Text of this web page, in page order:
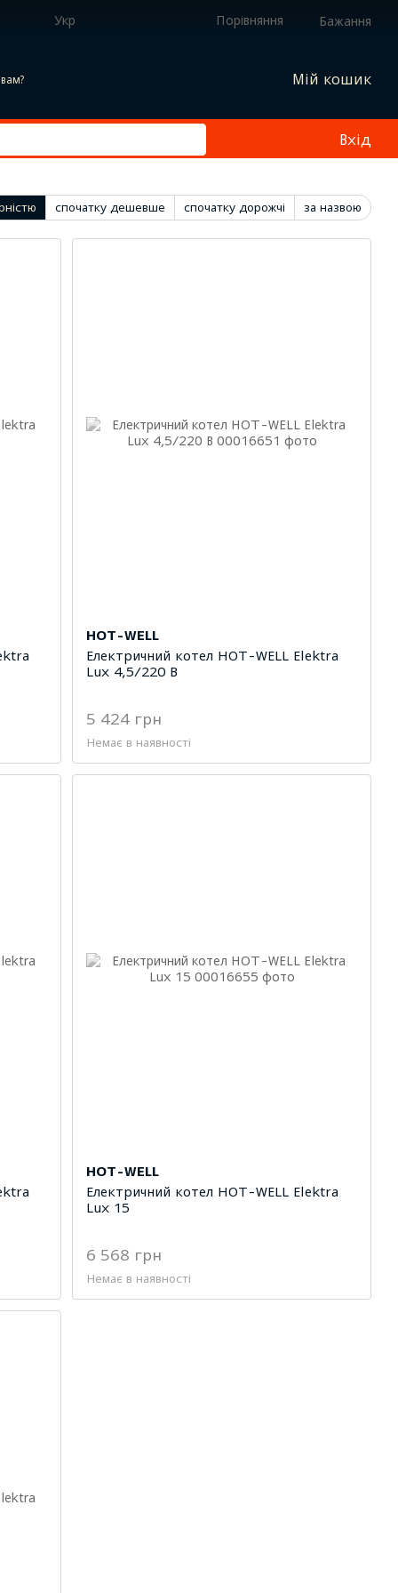
Укр Порівняння Бажання
Мій кошик
Вхід
спочатку дешевше спочатку дорожчі за назвою
HOT-WELL
Електричний котел HOT-WELL Elektra
Lux 4,5/220 В
5 424 грн
Немає в наявності
HOT-WELL
Електричний котел HOT-WELL Elektra
Lux 15
6 568 грн
Немає в наявності